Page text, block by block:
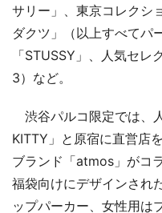
サリー」、東京コレクシ
ダクツ」（以上すべてパ
「STUSSY」、人気セ
3）など。
渋谷パルコ限定では、
KITTY」と原宿に直営店
ブランド「atmos」がコ
福袋向けにデザインされ
ップパーカー、女性用は